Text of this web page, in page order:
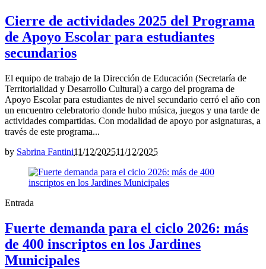
Cierre de actividades 2025 del Programa
de Apoyo Escolar para estudiantes
secundarios
El equipo de trabajo de la Dirección de Educación (Secretaría de
Territorialidad y Desarrollo Cultural) a cargo del programa de
Apoyo Escolar para estudiantes de nivel secundario cerró el año con
un encuentro celebratorio donde hubo música, juegos y una tarde de
actividades compartidas. Con modalidad de apoyo por asignaturas, a
través de este programa...
by Sabrina Fantini11/12/202511/12/2025
Entrada
Fuerte demanda para el ciclo 2026: más
de 400 inscriptos en los Jardines
Municipales